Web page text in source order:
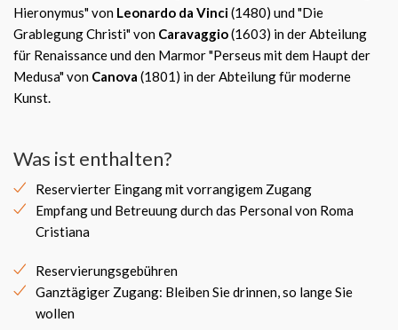
Hieronymus" von Leonardo da Vinci(1480) und "Die
Grablegung Christi" von Caravaggio(1603) in der Abteilung
für Renaissance und den Marmor "Perseus mit dem Haupt der
Medusa" von Canova (1801) in der Abteilung für moderne
Kunst.
Was ist enthalten?
Reservierter Eingang mit vorrangigem Zugang
Empfang und Betreuung durch das Personal von Roma
Cristiana
Reservierungsgebühren
Ganztägiger Zugang: Bleiben Sie drinnen, so lange Sie
wollen